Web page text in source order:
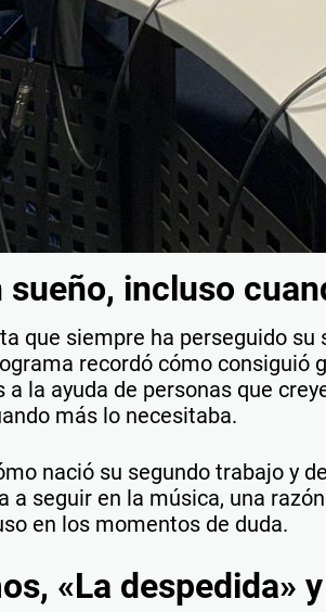
sueño, incluso
que siempre ha perseguido su
recordó cómo consiguió
la ayuda de personas que
más lo necesitaba.
nació su segundo trabajo y
a seguir en la música, una
en los momentos de duda.
«La despedida»